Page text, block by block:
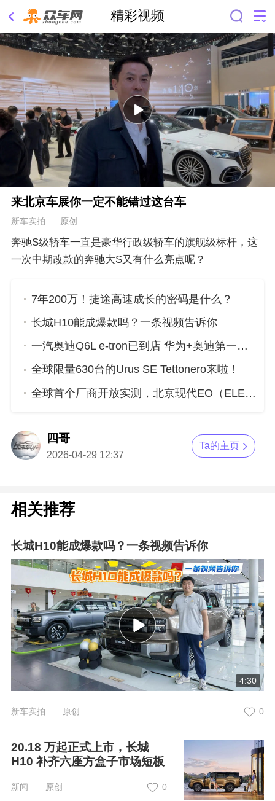
精彩视频
来北京车展你一定不能错过这台车
新车实拍 原创
奔驰S级轿车一直是豪华行政级轿车的旗舰级标杆，这
一次中期改款的奔驰大S又有什么亮点呢？
7年200万！捷途高速成长的密码是什么？
长城H10能成爆款吗？一条视频告诉你
一汽奥迪Q6L e-tron已到店 华为+奥迪第一车究竟有啥硬核实力？
全球限量630台的Urus SE Tettonero来啦！
全球首个厂商开放实测，北京现代EO（ELEXIO）重新定义新质安全
四哥
2026-04-29 12:37
Ta的主页
相关推荐
长城H10能成爆款吗？一条视频告诉你
4:30
新车实拍 原创 0
20.18 万起正式上市，长城
H10 补齐六座方盒子市场短板
新闻 原创 0